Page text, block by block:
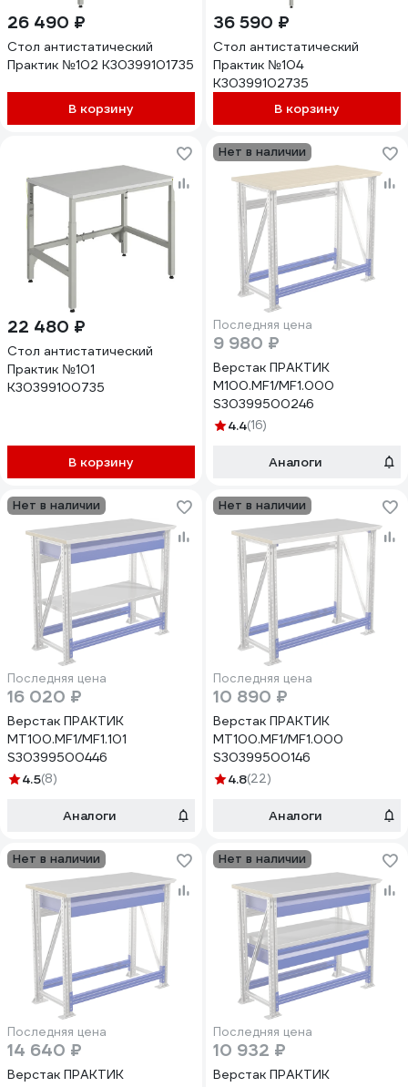
26 490 ₽
Стол антистатический
Практик №102 К30399101735
В корзину
36 590 ₽
Стол антистатический
Практик №104
К30399102735
В корзину
22 480 ₽
Стол антистатический
Практик №101
К30399100735
В корзину
Нет в наличии
Последняя цена
9 980 ₽
Верстак ПРАКТИК
M100.MF1/MF1.000
S30399500246
4.4(16)
Аналоги
Нет в наличии
Последняя цена
16 020 ₽
Верстак ПРАКТИК
MT100.MF1/MF1.101
S30399500446
4.5(8)
Аналоги
Нет в наличии
Последняя цена
10 890 ₽
Верстак ПРАКТИК
MT100.MF1/MF1.000
S30399500146
4.8(22)
Аналоги
Нет в наличии
Последняя цена
14 640 ₽
Верстак ПРАКТИК
Нет в наличии
Последняя цена
10 932 ₽
Верстак ПРАКТИК